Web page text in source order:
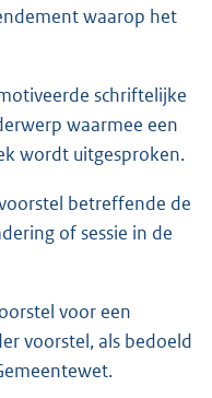
waarop het
schriftelijke
waarmee een
wordt uitgesproken.
betreffende de
of sessie in de
voor een
voorstel, als bedoeld